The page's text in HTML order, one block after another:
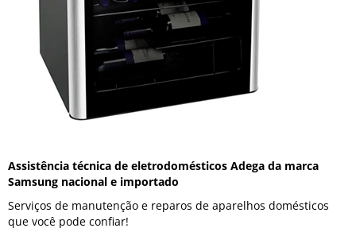
Assistência técnica de eletrodomésticos Adega da marca
Samsung nacional e importado
Serviços de manutenção e reparos de aparelhos domésticos
que você pode confiar!